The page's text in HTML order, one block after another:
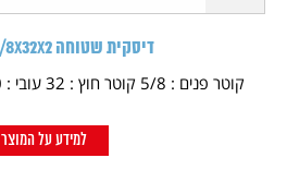
דיסקית שטוחה 5/8X32X2 - מגולוון
קוטר פנים : 5/8 קוטר חוץ : 32 עובי : 1.5-2.0 כמות בקופסא...
למידע על המוצר